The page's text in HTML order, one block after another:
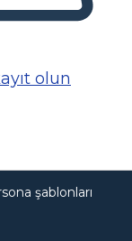
olun
şablonları